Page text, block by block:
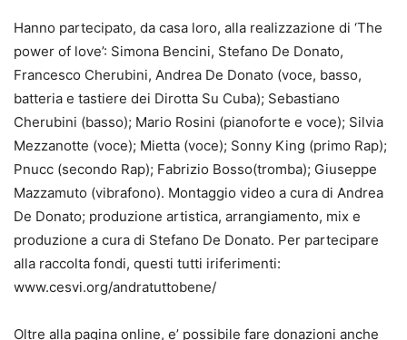
Hanno partecipato, da casa loro, alla realizzazione di ‘The
power of love’: Simona Bencini, Stefano De Donato,
Francesco Cherubini, Andrea De Donato (voce, basso,
batteria e tastiere dei Dirotta Su Cuba); Sebastiano
Cherubini (basso); Mario Rosini (pianoforte e voce); Silvia
Mezzanotte (voce); Mietta (voce); Sonny King (primo Rap);
Pnucc (secondo Rap); Fabrizio Bosso(tromba); Giuseppe
Mazzamuto (vibrafono). Montaggio video a cura di Andrea
De Donato; produzione artistica, arrangiamento, mix e
produzione a cura di Stefano De Donato. Per partecipare
alla raccolta fondi, questi tutti iriferimenti:
www.cesvi.org/andratuttobene/
Oltre alla pagina online, e’ possibile fare donazioni anche